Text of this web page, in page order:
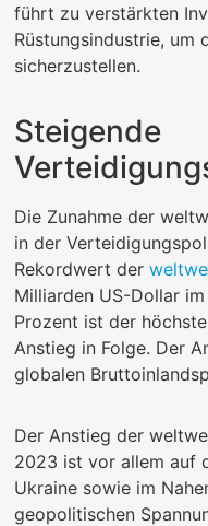
führt zu verstärkten
Rüstungsindustrie, um
sicherzustellen.
Steigende
Die Zunahme der
in der
Rekordwert der
Milliarden US-Dollar
Prozent ist der
Anstieg in Folge. Der
globalen
Der Anstieg der
2023 ist vor allem auf
Ukraine sowie im
geopolitischen